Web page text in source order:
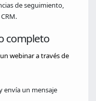
de seguimiento,
completo
webinar a través de
envía un mensaje